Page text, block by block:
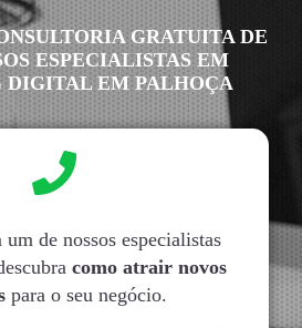
GRATUITA DE
ESPECIALISTAS EM
EM PALHOÇA
de nossos especialistas
como atrair novos
para o seu negócio.